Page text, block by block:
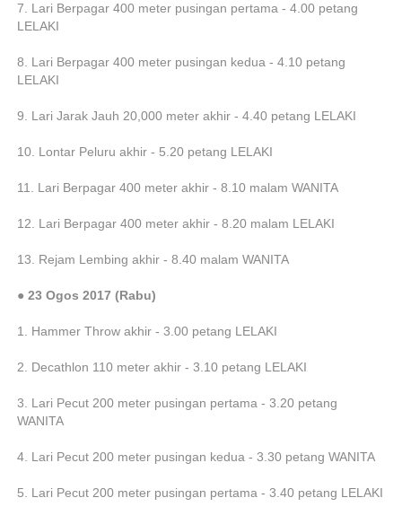
7. Lari Berpagar 400 meter pusingan pertama - 4.00 petang
LELAKI
8. Lari Berpagar 400 meter pusingan kedua - 4.10 petang
LELAKI
9. Lari Jarak Jauh 20,000 meter akhir - 4.40 petang LELAKI
10. Lontar Peluru akhir - 5.20 petang LELAKI
11. Lari Berpagar 400 meter akhir - 8.10 malam WANITA
12. Lari Berpagar 400 meter akhir - 8.20 malam LELAKI
13. Rejam Lembing akhir - 8.40 malam WANITA
● 23 Ogos 2017 (Rabu)
1. Hammer Throw akhir - 3.00 petang LELAKI
2. Decathlon 110 meter akhir - 3.10 petang LELAKI
3. Lari Pecut 200 meter pusingan pertama - 3.20 petang
WANITA
4. Lari Pecut 200 meter pusingan kedua - 3.30 petang WANITA
5. Lari Pecut 200 meter pusingan pertama - 3.40 petang LELAKI